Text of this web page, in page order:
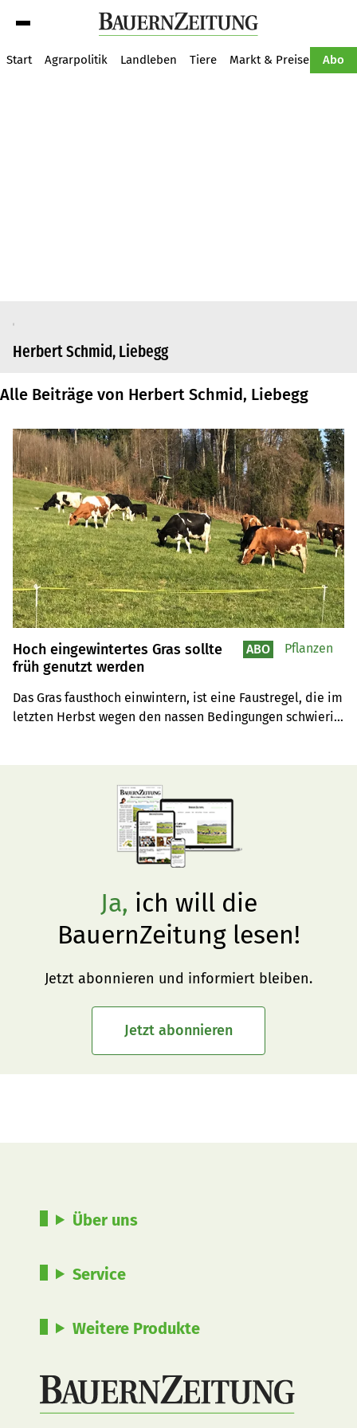
Start Agrarpolitik Landleben Tiere Markt & Preise Abo
Herbert Schmid, Liebegg
Alle Beiträge von Herbert Schmid, Liebegg
Hoch eingewintertes Gras sollte
früh genutzt werden
Das Gras fausthoch einwintern, ist eine Faustregel, die im
letzten Herbst wegen den nassen Bedingungen schwierig
verhindert Schlimmeres und weckt das Gras.
ABO Pflanzen
Ja, ich will die
BauernZeitung lesen!
Jetzt abonnieren und informiert bleiben.
Jetzt abonnieren
Über uns
Service
Weitere Produkte